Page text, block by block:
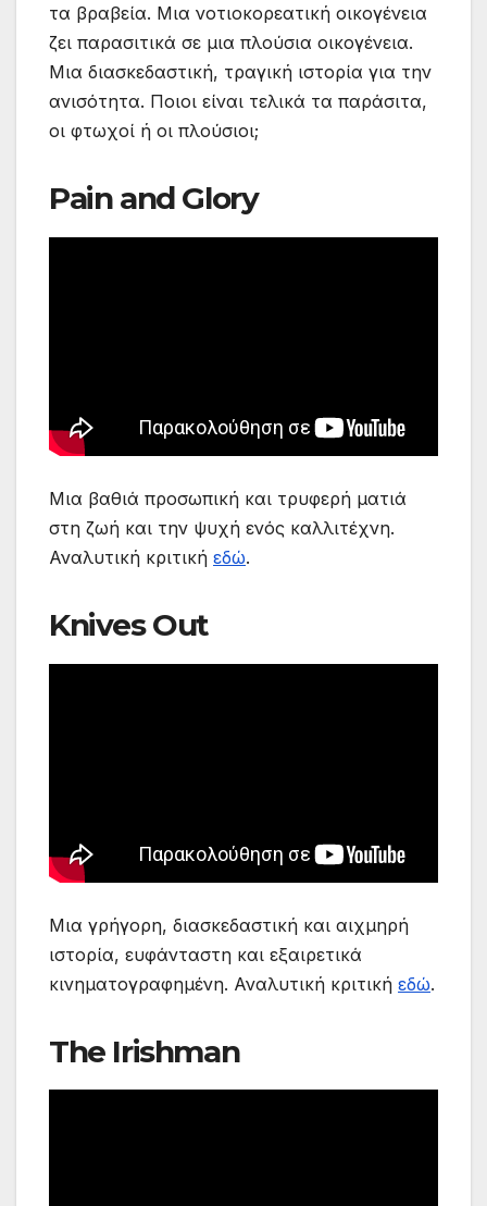
τα βραβεία. Μια νοτιοκορεατική οικογένεια
ζει παρασιτικά σε μια πλούσια οικογένεια.
Μια διασκεδαστική, τραγική ιστορία για την
ανισότητα. Ποιοι είναι τελικά τα παράσιτα,
οι φτωχοί ή οι πλούσιοι;
Pain and Glory
Μια βαθιά προσωπική και τρυφερή ματιά
στη ζωή και την ψυχή ενός καλλιτέχνη.
Αναλυτική κριτική εδώ.
Knives Out
Μια γρήγορη, διασκεδαστική και αιχμηρή
ιστορία, ευφάνταστη και εξαιρετικά
κινηματογραφημένη. Αναλυτική κριτική εδώ.
The Irishman